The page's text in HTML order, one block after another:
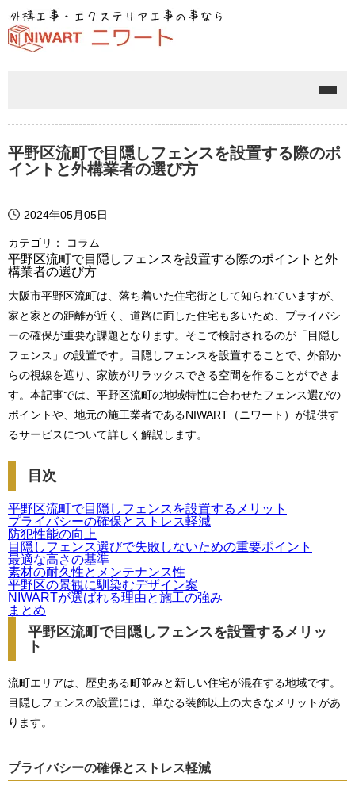
メニ
平野区流町で目隠しフェンスを設置する際のポ
イントと外構業者の選び方
2024年05月05日
カテゴリ： コラム
平野区流町で目隠しフェンスを設置する際のポイントと外
構業者の選び方
大阪市平野区流町は、落ち着いた住宅街として知られていますが、
家と家との距離が近く、道路に面した住宅も多いため、プライバシ
ーの確保が重要な課題となります。そこで検討されるのが「目隠し
フェンス」の設置です。目隠しフェンスを設置することで、外部か
らの視線を遮り、家族がリラックスできる空間を作ることができま
す。本記事では、平野区流町の地域特性に合わせたフェンス選びの
ポイントや、地元の施工業者であるNIWART（ニワート）が提供す
るサービスについて詳しく解説します。
目次
平野区流町で目隠しフェンスを設置するメリット
プライバシーの確保とストレス軽減
防犯性能の向上
目隠しフェンス選びで失敗しないための重要ポイント
最適な高さの基準
素材の耐久性とメンテナンス性
平野区の景観に馴染むデザイン案
NIWARTが選ばれる理由と施工の強み
まとめ
平野区流町で目隠しフェンスを設置するメリッ
ト
流町エリアは、歴史ある町並みと新しい住宅が混在する地域です。
目隠しフェンスの設置には、単なる装飾以上の大きなメリットがあ
ります。
プライバシーの確保とストレス軽減